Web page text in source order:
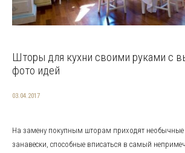
Шторы для кухни своими руками с
фото идей
03.04.2017
На замену покупным шторам приходят необычные
занавески, способные вписаться в самый